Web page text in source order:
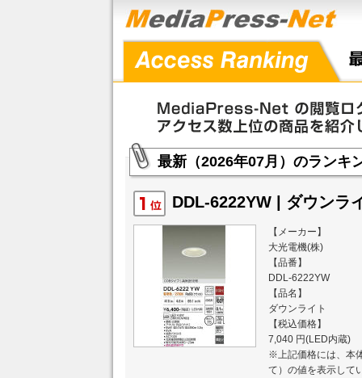
最新（2026年07月）のランキ
最新（2026年06月）のランキ
最新（2026年05月）のランキ
最新（2026年04月）のランキ
最新（2026年03月）のランキ
最新（2026年02月）のランキ
DDL-6222YW | ダウンラ
【メーカー】
大光電機(株)
【品番】
DDL-6222YW
【品名】
ダウンライト
【税込価格】
7,040 円(LED内蔵)
※上記価格には、本
て）の値を表示して